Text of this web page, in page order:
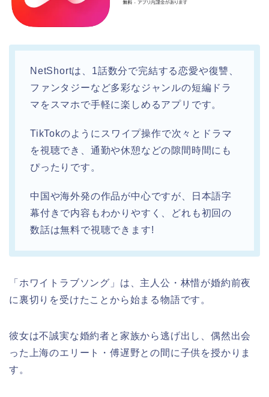
NetShortは、1話数分で完結する恋愛や復讐、
ファンタジーなど多彩なジャンルの短編ドラ
マをスマホで手軽に楽しめるアプリです。
TikTokのようにスワイプ操作で次々とドラマ
を視聴でき、通勤や休憩などの隙間時間にも
ぴったりです。
中国や海外発の作品が中心ですが、日本語字
幕付きで内容もわかりやすく、どれも初回の
数話は無料で視聴できます!
「ホワイトラブソング」は、主人公・林惜が婚約前夜
に裏切りを受けたことから始まる物語です。
彼女は不誠実な婚約者と家族から逃げ出し、偶然出会
った上海のエリート・傅遅野との間に子供を授かりま
す。